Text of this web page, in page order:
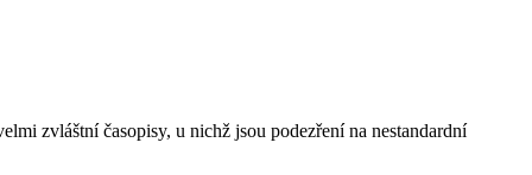
zvláštní časopisy, u nichž jsou podezření na nestandardní